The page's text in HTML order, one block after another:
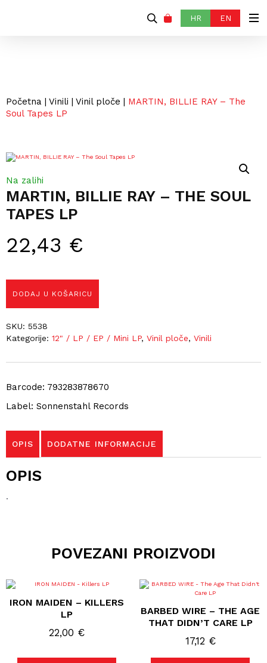
HR EN
Početna | Vinili | Vinil ploče | MARTIN, BILLIE RAY ‎– The
Soul Tapes LP
MARTIN, BILLIE RAY ‎– THE SOUL
TAPES LP
22,43 €
Barcode: 793283878670
Label: Sonnenstahl Records
Na zalihi
DODAJ U KOŠARICU
SKU: 5538
Kategorije: 12" / LP / EP / Mini LP, Vinil ploče, Vinili
OPIS DODATNE INFORMACIJE
OPIS
.
POVEZANI PROIZVODI
IRON MAIDEN – KILLERS
LP
22,00 €
BARBED WIRE – THE AGE
THAT DIDN’T CARE LP
17,12 €